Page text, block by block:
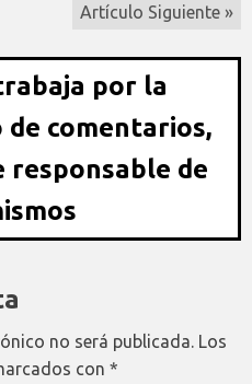
Artículo Siguiente »
por la
comentarios,
responsable de
no será publicada. Los
con *